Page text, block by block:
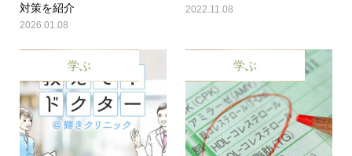
対策を紹介
2026.01.08
2022.11.08
学ぶ 学ぶ